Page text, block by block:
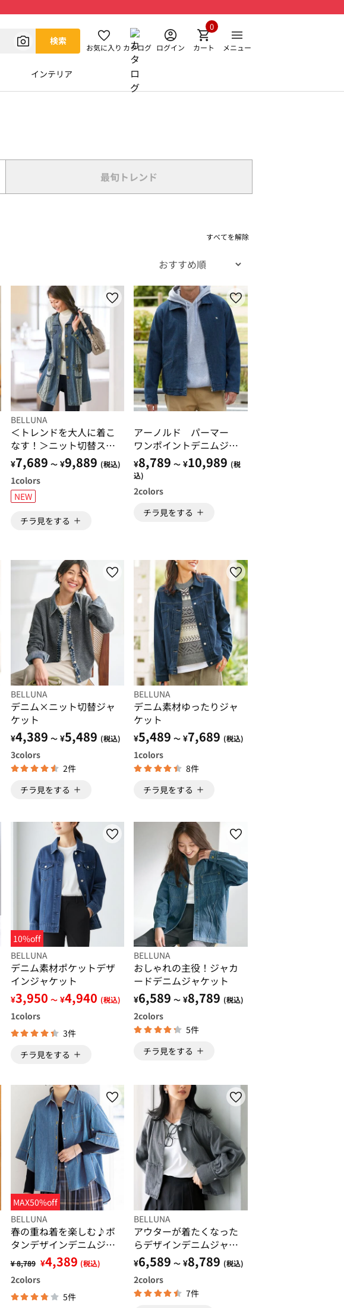
検索
お気に入り カタログ ログイン カート
0
メニュー
インテリア
最旬トレンド
すべてを解除
BELLUNA
＜トレンドを大人に着こ
なす！＞ニット切替ステ
ッチ使いデニムジャケッ
ト
¥7,689 ～ ¥9,889 (税込)
1colors
NEW
チラ見をする
アーノルド パーマー
ワンポイントデニムジャ
ケット
¥8,789 ～ ¥10,989 (税
込)
2colors
チラ見をする
BELLUNA
デニム×ニット切替ジャ
ケット
¥4,389 ～ ¥5,489 (税込)
3colors
2件
チラ見をする
BELLUNA
デニム素材ゆったりジャ
ケット
¥5,489 ～ ¥7,689 (税込)
1colors
8件
チラ見をする
10%off
BELLUNA
デニム素材ポケットデザ
インジャケット
¥3,950 ～ ¥4,940 (税込)
1colors
3件
チラ見をする
BELLUNA
おしゃれの主役！ジャカ
ードデニムジャケット
¥6,589 ～ ¥8,789 (税込)
2colors
5件
チラ見をする
MAX50%off
BELLUNA
春の重ね着を楽しむ♪ボ
タンデザインデニムジャ
ケット
¥ 8,789 ¥4,389 (税込)
2colors
5件
BELLUNA
アウターが着たくなった
らデザインデニムジャケ
ット
¥6,589 ～ ¥8,789 (税込)
2colors
7件